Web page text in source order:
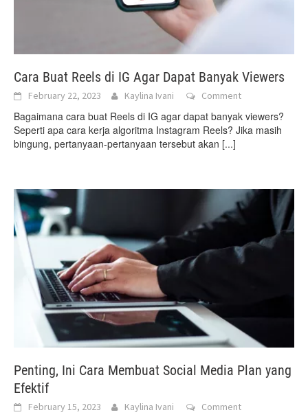
Cara Buat Reels di IG Agar Dapat Banyak Viewers
February 22, 2023 Kaylina Ivani Comment
Bagaimana cara buat Reels di IG agar dapat banyak viewers?
Seperti apa cara kerja algoritma Instagram Reels? Jika masih
bingung, pertanyaan-pertanyaan tersebut akan [...]
Penting, Ini Cara Membuat Social Media Plan yang
Efektif
February 15, 2023 Kaylina Ivani Comment